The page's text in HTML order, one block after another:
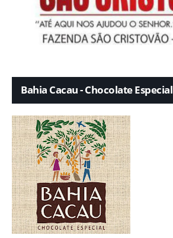
Bahia Cacau - Chocolate Especial